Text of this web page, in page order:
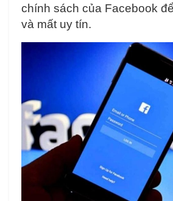
chính sách của Facebook
và mất uy tín.